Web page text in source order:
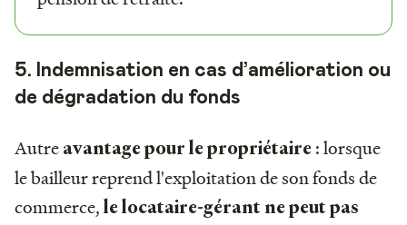
5. Indemnisation en cas d’amélioration ou
de dégradation du fonds
Autre avantage pour le propriétaire : lorsque
le bailleur reprend l'exploitation de son fonds de
commerce, le locataire-gérant ne peut pas